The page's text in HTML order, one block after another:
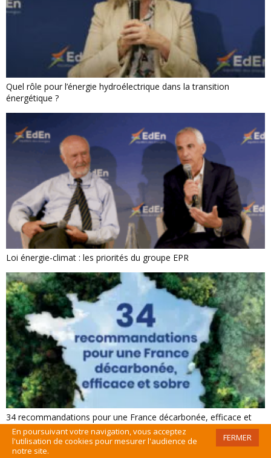
En poursuivant votre navigation, vous acceptez
l'utilisation de cookies pour mesurer l'audience de
notre site.
FERMER
Quel rôle pour l’énergie hydroélectrique dans la transition
énergétique ?
Loi énergie-climat : les priorités du groupe EPR
34 recommandations pour une France décarbonée, efficace et
sobre